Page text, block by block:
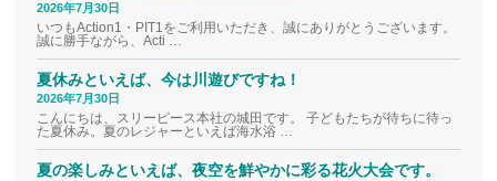
2026年7月30日
いつもAction1・PIT1をご利用いただき、誠にありがとうございます。
誠に勝手ながら、Acti …
夏休みといえば、今は川遊びですね！
2026年7月30日
こんにちは、スリーピース本社の城田です。 子どもたちが待ちに待っ
た夏休み。夏のレジャーといえば海水浴 …
夏の楽しみといえば、夜空を鮮やかに彩る花火大会です。